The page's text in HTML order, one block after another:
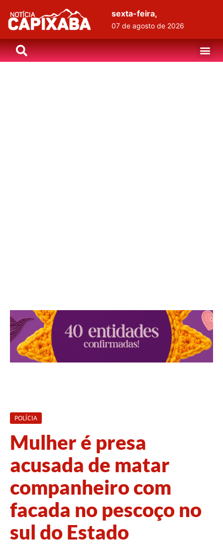
sexta-feira,
07 de agosto de 2026
POLÍCIA
Mulher é presa
acusada de matar
companheiro com
facada no pescoço no
sul do Estado